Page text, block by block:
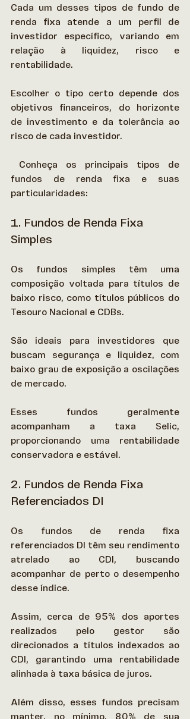
Cada um desses tipos de fundo de
renda fixa atende a um perfil de
investidor específico, variando em
relação à liquidez, risco e
rentabilidade.
Escolher o tipo certo depende dos
objetivos financeiros, do horizonte
de investimento e da tolerância ao
risco de cada investidor.
Conheça os principais tipos de
fundos de renda fixa e suas
particularidades:
1. Fundos de Renda Fixa
Simples
Os fundos simples têm uma
composição voltada para títulos de
baixo risco, como títulos públicos do
Tesouro Nacional e CDBs.
São ideais para investidores que
buscam segurança e liquidez, com
baixo grau de exposição a oscilações
de mercado.
Esses fundos geralmente
acompanham a taxa Selic,
proporcionando uma rentabilidade
conservadora e estável.
2. Fundos de Renda Fixa
Referenciados DI
Os fundos de renda fixa
referenciados DI têm seu rendimento
atrelado ao CDI, buscando
acompanhar de perto o desempenho
desse índice.
Assim, cerca de 95% dos aportes
realizados pelo gestor são
direcionados a títulos indexados ao
CDI, garantindo uma rentabilidade
alinhada à taxa básica de juros.
Além disso, esses fundos precisam